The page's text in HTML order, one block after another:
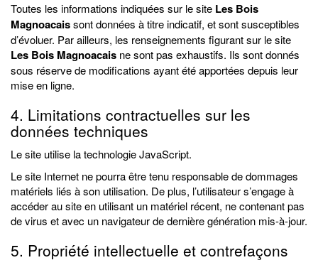
Toutes les informations indiquées sur le site Les Bois
Magnoacaissont données à titre indicatif, et sont susceptibles
d’évoluer. Par ailleurs, les renseignements figurant sur le site
Les Bois Magnoacais ne sont pas exhaustifs. Ils sont donnés
sous réserve de modifications ayant été apportées depuis leur
mise en ligne.
4. Limitations contractuelles sur les
données techniques
Le site utilise la technologie JavaScript.
Le site Internet ne pourra être tenu responsable de dommages
matériels liés à son utilisation. De plus, l’utilisateur s’engage à
accéder au site en utilisant un matériel récent, ne contenant pas
de virus et avec un navigateur de dernière génération mis-à-jour.
5. Propriété intellectuelle et contrefaçons